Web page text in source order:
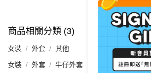
每筆HK$40.00，滿HK$350.00或以上免運費
付款後順豐站及營業點
每筆HK$40.00，滿HK$350.00或以上免運費
付款後順豐合作便利店
商品相關分類 (3)
女裝 外套 其他
女裝 外套 牛仔外套